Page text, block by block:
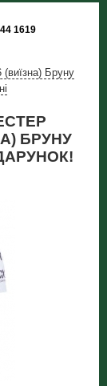
1619
Бруну
БРУНУ